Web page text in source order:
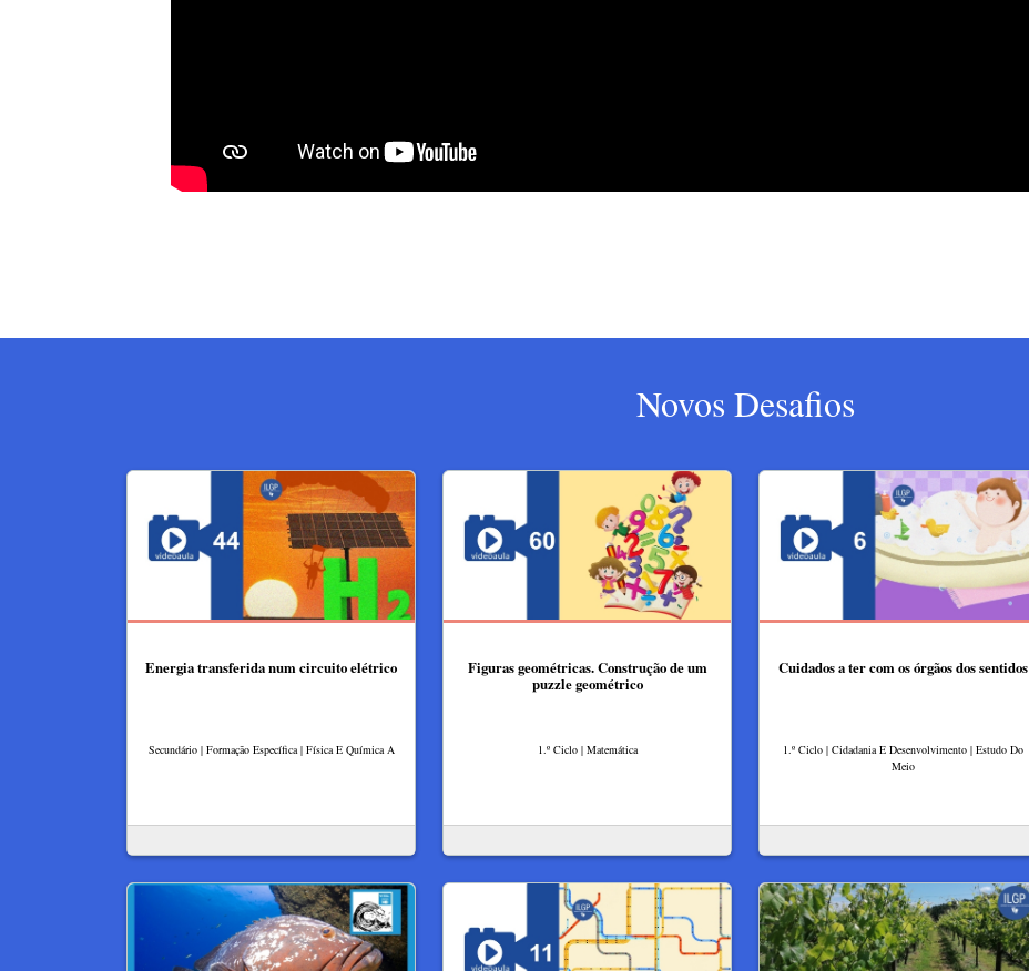
Novos Desafios
Energia transferida num circuito elétrico
Secundário | Formação Específica | Física E Química A
Figuras geométricas. Construção de um
puzzle geométrico
1.º Ciclo | Matemática
Cuidados a ter com os órgãos dos sentidos
1.º Ciclo | Cidadania E Desenvolvimento | Estudo Do
Meio